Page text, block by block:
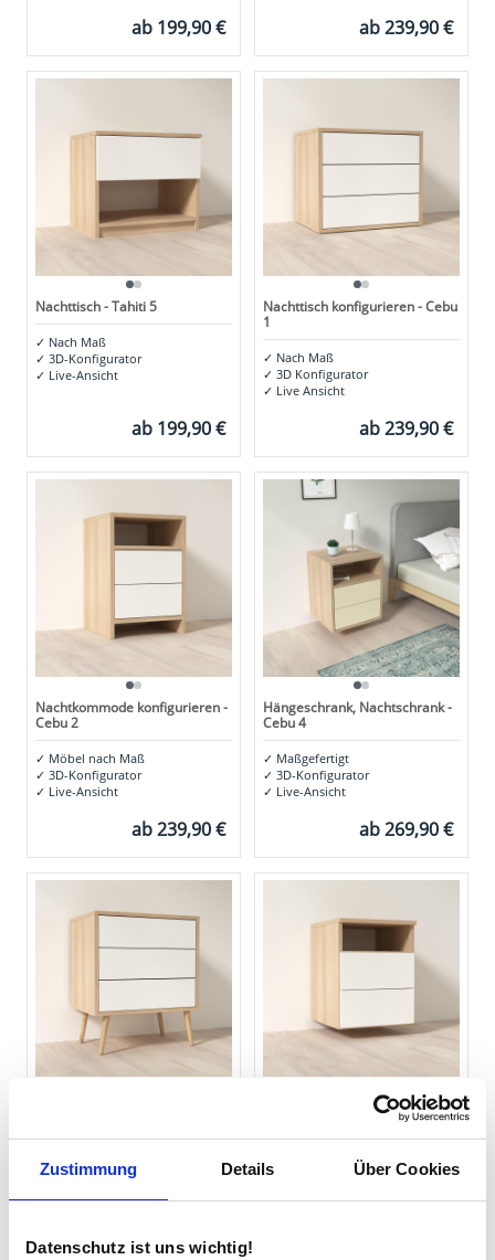
Zustimmung Details Über Cookies
Datenschutz ist uns wichtig!
ab 199,90 € ab239,90 €
Nachttisch - Tahiti 5
✓ Nach Maß
✓ 3D-Konfigurator
✓ Live-Ansicht
ab 199,90 €
Nachttisch konfigurieren - Cebu
1
✓ Nach Maß
✓ 3D Konfigurator
✓ Live Ansicht
ab239,90 €
Nachtkommode konfigurieren -
Cebu 2
✓ Möbel nach Maß
✓ 3D-Konfigurator
✓ Live-Ansicht
ab239,90 €
Hängeschrank, Nachtschrank -
Cebu 4
✓ Maßgefertigt
✓ 3D-Konfigurator
✓ Live-Ansicht
ab269,90 €
✓3D Konfigurator
Nachttisch - Luzon 1
✓Maßgefertigt
✓
3D-Konfigurator
✓Live-Vorschau